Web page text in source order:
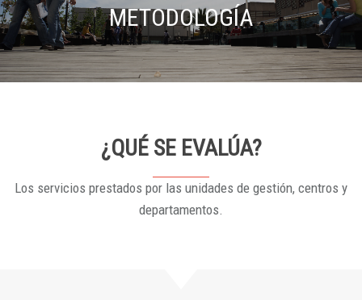
METODOLOGÍA
¿QUÉ SE EVALÚA?
Los servicios prestados por las unidades de gestión, centros y
departamentos.